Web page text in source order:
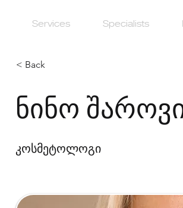
Services Specialists
< Back
ნინო
კოსმეტოლოგი